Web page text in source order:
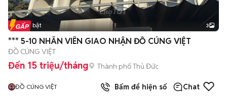
Tin nổi bật 3
*** 5-10 NHÂN VIÊN GIAO NHẬN ĐỒ CÚNG VIỆT
ĐỒ CÚNG VIỆT
Đến 15 triệu/tháng Thành phố Thủ Đức
ĐỒ CÚNG VIỆT Bấm để hiện số Chat